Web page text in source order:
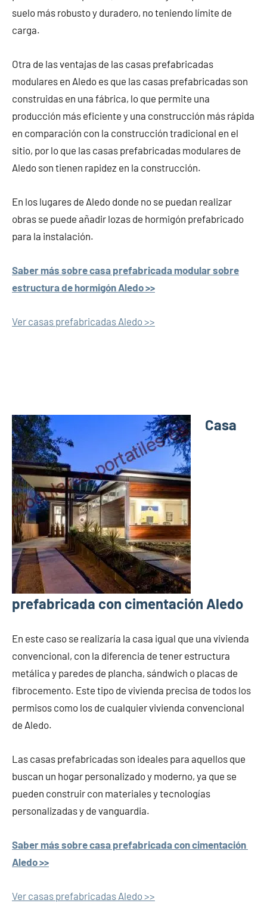
suelo más robusto y duradero, no teniendo límite de
carga.
Otra de las ventajas de las casas prefabricadas
modulares en Aledo es que las casas prefabricadas son
construidas en una fábrica, lo que permite una
producción más eficiente y una construcción más rápida
en comparación con la construcción tradicional en el
sitio, por lo que las casas prefabricadas modulares de
Aledo son tienen rapidez en la construcción.
En los lugares de Aledo donde no se puedan realizar
obras se puede añadir lozas de hormigón prefabricado
para la instalación.
Saber más sobre casa prefabricada modular sobre
estructura de hormigón Aledo >>
Ver casas prefabricadas Aledo >>
Casa
prefabricada con cimentación Aledo
En este caso se realizaría la casa igual que una vivienda
convencional, con la diferencia de tener estructura
metálica y paredes de plancha, sándwich o placas de
fibrocemento. Este tipo de vivienda precisa de todos los
permisos como los de cualquier vivienda convencional
de Aledo.
Las casas prefabricadas son ideales para aquellos que
buscan un hogar personalizado y moderno, ya que se
pueden construir con materiales y tecnologías
personalizadas y de vanguardia.
Saber más sobre casa prefabricada con cimentación
Aledo >>
Ver casas prefabricadas Aledo >>